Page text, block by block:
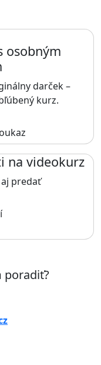
osobným
darček –
kurz.
na videokurz
predať
poradiť?